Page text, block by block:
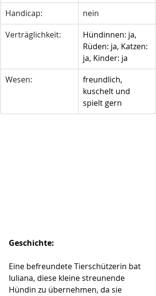
Handicap:
nein
Verträglichkeit:
Hündinnen: ja,
Rüden: ja, Katzen:
ja, Kinder: ja
Wesen:
freundlich,
kuschelt und
spielt gern
Geschichte:
Eine befreundete Tierschützerin bat
Iuliana, diese kleine streunende
Hündin zu übernehmen, da sie